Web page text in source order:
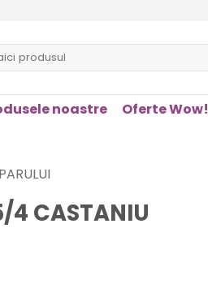
noastre Oferte Wow!
4 CASTANIU